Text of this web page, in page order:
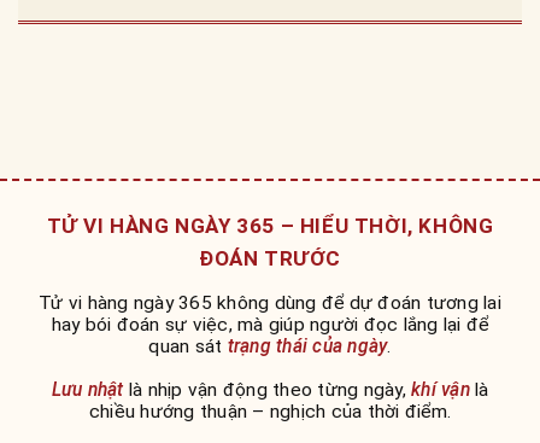
TỬ VI HÀNG NGÀY 365 – HIỂU THỜI, KHÔNG
ĐOÁN TRƯỚC
Tử vi hàng ngày 365 không dùng để dự đoán tương lai
hay bói đoán sự việc, mà giúp người đọc lắng lại để
quan sát trạng thái của ngày.
Lưu nhậtlà nhịp vận động theo từng ngày, khí vậnlà
chiều hướng thuận – nghịch của thời điểm.